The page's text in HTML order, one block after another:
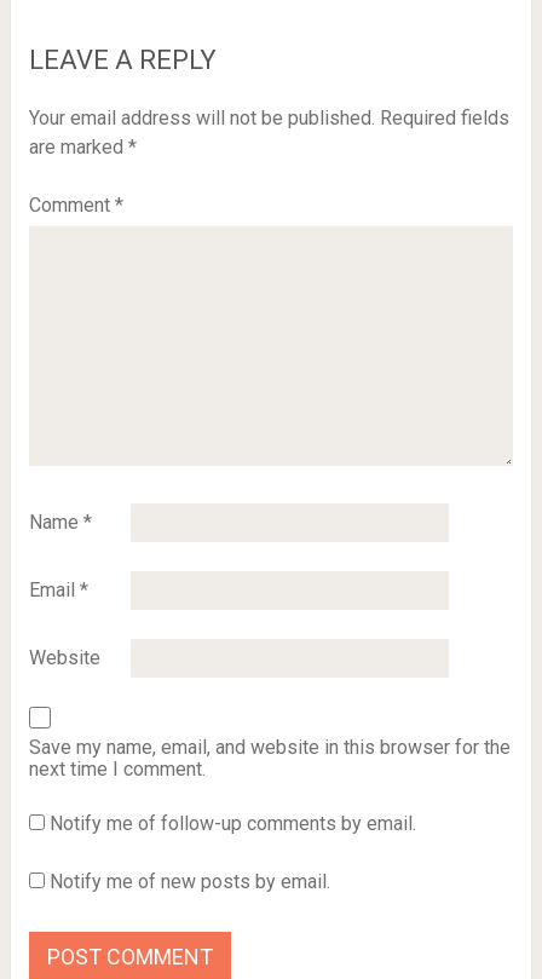
LEAVE A REPLY
Your email address will not be published. Required fields
are marked *
Comment *
Name *
Email *
Website
Save my name, email, and website in this browser for the
next time I comment.
Notify me of follow-up comments by email.
Notify me of new posts by email.